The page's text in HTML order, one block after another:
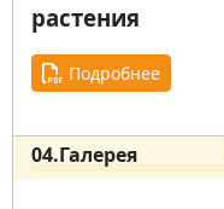
растения
Подробнее
04.Галерея